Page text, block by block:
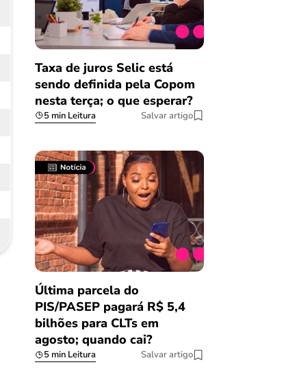
Taxa de juros Selic está
sendo definida pela Copom
nesta terça; o que esperar?
5 min Leitura Salvar artigo
Última parcela do
PIS/PASEP pagará R$ 5,4
bilhões para CLTs em
agosto; quando cai?
5 min Leitura Salvar artigo